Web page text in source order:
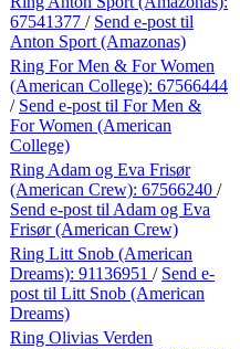
67541377 / Send e-post til
Anton Sport (Amazonas)
Ring For Men & For Women
(American College): 67566444
/ Send e-post til For Men &
For Women (American
College)
Ring Adam og Eva Frisør
(American Crew): 67566240 /
Send e-post til Adam og Eva
Frisør (American Crew)
Ring Litt Snob (American
Dreams): 91136951 / Send e-
post til Litt Snob (American
Dreams)
Ring Olivias Verden